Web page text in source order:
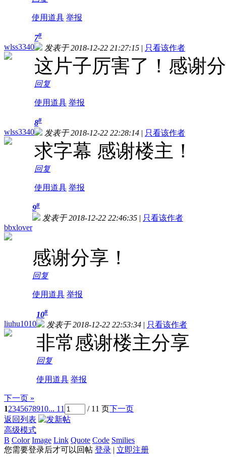
使用道具 举报
wlss3340
7#
发表于 2018-12-22 21:27:15 | 只看该作者
这片子厉害了！感谢
回复
使用道具 举报
wlss3340
8#
发表于 2018-12-22 22:28:14 | 只看该作者
求字幕 感谢楼主！
回复
使用道具 举报
bbxlover
9#
发表于 2018-12-22 22:46:35 | 只看该作者
感谢分享！
回复
使用道具 举报
liuhu1010
10#
发表于 2018-12-22 22:53:34 | 只看该作者
非常感谢楼主分享
回复
使用道具 举报
下一页 »
12345678910... 11 / 11 页下一页
返回列表
高级模式
B Color Image Link Quote Code Smilies
您需要登录后才可以回帖 登录 | 立即注册